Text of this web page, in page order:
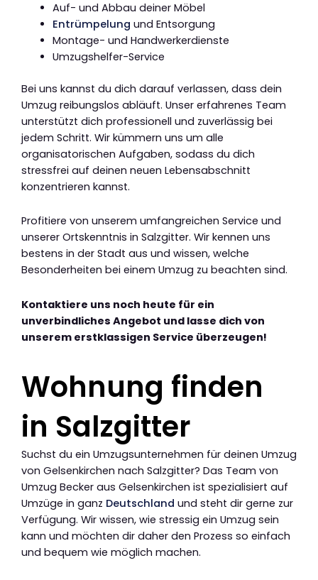
Auf- und Abbau deiner Möbel
Entrümpelung und Entsorgung
Montage- und Handwerkerdienste
Umzugshelfer-Service
Bei uns kannst du dich darauf verlassen, dass dein
Umzug reibungslos abläuft. Unser erfahrenes Team
unterstützt dich professionell und zuverlässig bei
jedem Schritt. Wir kümmern uns um alle
organisatorischen Aufgaben, sodass du dich
stressfrei auf deinen neuen Lebensabschnitt
konzentrieren kannst.
Profitiere von unserem umfangreichen Service und
unserer Ortskenntnis in Salzgitter. Wir kennen uns
bestens in der Stadt aus und wissen, welche
Besonderheiten bei einem Umzug zu beachten sind.
Kontaktiere uns noch heute für ein
unverbindliches Angebot und lasse dich von
unserem erstklassigen Service überzeugen!
Wohnung finden
in Salzgitter
Suchst du ein Umzugsunternehmen für deinen Umzug
von Gelsenkirchen nach Salzgitter? Das Team von
Umzug Becker aus Gelsenkirchen ist spezialisiert auf
Umzüge in ganz Deutschland und steht dir gerne zur
Verfügung. Wir wissen, wie stressig ein Umzug sein
kann und möchten dir daher den Prozess so einfach
und bequem wie möglich machen.